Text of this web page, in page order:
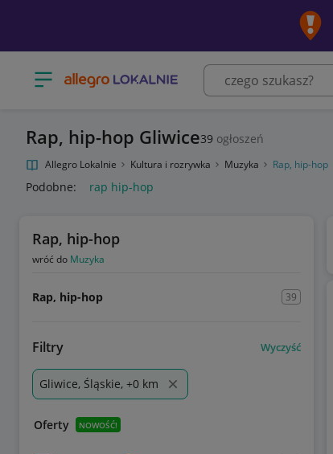
Otwórz menu z kategoriami
Rap, hip-hop Gliwice39 ogłoszeń
Allegro Lokalnie Kultura i rozrywka Muzyka Rap, hip-hop
Podobne: rap hip-hop
Rap, hip-hop
wróć do Muzyka
Rap, hip-hop 39
Filtry Wyczyść
Gliwice, Śląskie, +0 km
Oferty NOWOŚĆ!